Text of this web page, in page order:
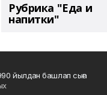
Рубрика "Еда и
напитки"
йылдан башлап сыға